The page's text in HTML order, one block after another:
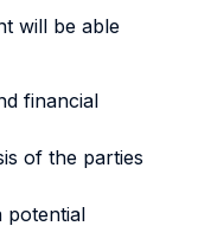
will be able
financial
of the parties
potential